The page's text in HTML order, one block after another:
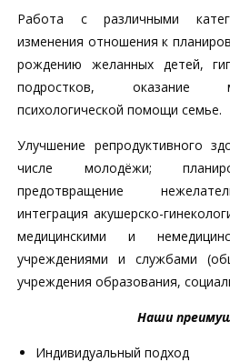
Работа с различными
изменения отношения к
рождению желанных детей,
подростков, оказание
психологической помощи семье.
Улучшение репродуктивного
числе молодёжи;
предотвращение
интеграция акушерско-
медицинскими и
учреждениями и службами
учреждения образования,
Наши
Индивидуальный подход